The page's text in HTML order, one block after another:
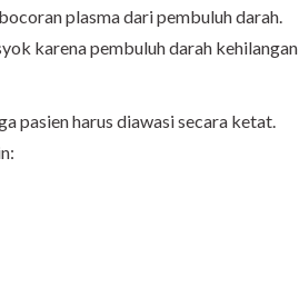
plasma dari pembuluh darah.
karena pembuluh darah kehilangan
pasien harus diawasi secara ketat.